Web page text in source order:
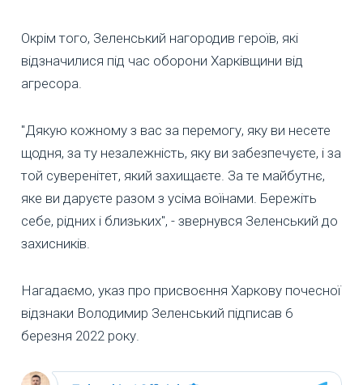
Окрім того, Зеленський нагородив героїв, які
відзначилися під час оборони Харківщини від
агресора.
"Дякую кожному з вас за перемогу, яку ви несете
щодня, за ту незалежність, яку ви забезпечуєте, і за
той суверенітет, який захищаєте. За те майбутнє,
яке ви даруєте разом з усіма воїнами. Бережіть
себе, рідних і близьких", - звернувся Зеленський до
захисників.
Нагадаємо, указ про присвоєння Харкову почесної
відзнаки Володимир Зеленський підписав 6
березня 2022 року.